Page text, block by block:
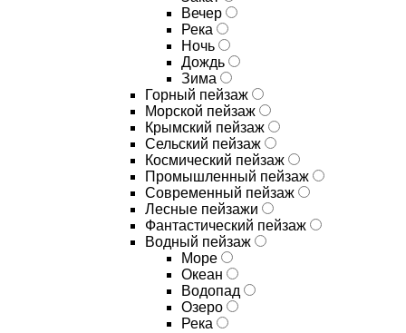
Вечер
Река
Ночь
Дождь
Зима
Горный пейзаж
Морской пейзаж
Крымский пейзаж
Сельский пейзаж
Космический пейзаж
Промышленный пейзаж
Современный пейзаж
Лесные пейзажи
Фантастический пейзаж
Водный пейзаж
Море
Океан
Водопад
Озеро
Река